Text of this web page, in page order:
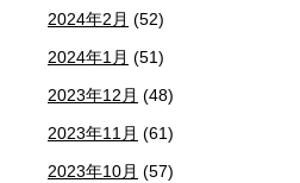
2024年2月 (52)
2024年1月 (51)
2023年12月 (48)
2023年11月 (61)
2023年10月 (57)